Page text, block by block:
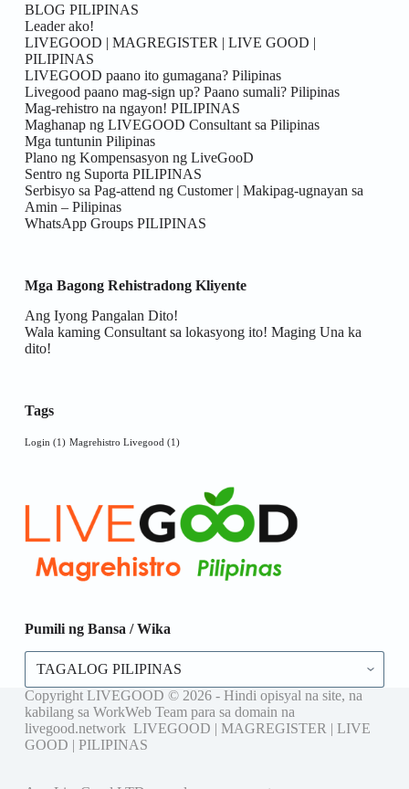
BLOG PILIPINAS
Leader ako!
LIVEGOOD | MAGREGISTER | LIVE GOOD |
PILIPINAS
LIVEGOOD paano ito gumagana? Pilipinas
Livegood paano mag-sign up? Paano sumali? Pilipinas
Mag-rehistro na ngayon! PILIPINAS
Maghanap ng LIVEGOOD Consultant sa Pilipinas
Mga tuntunin Pilipinas
Plano ng Kompensasyon ng LiveGooD
Sentro ng Suporta PILIPINAS
Serbisyo sa Pag-attend ng Customer | Makipag-ugnayan sa
Amin – Pilipinas
WhatsApp Groups PILIPINAS
Mga Bagong Rehistradong Kliyente
Ang Iyong Pangalan Dito!
Wala kaming Consultant sa lokasyong ito! Maging Una ka
dito!
Tags
Login (1) Magrehistro Livegood (1)
Pumili ng Bansa / Wika
Pumili
Bansa
/
Wika
Copyright LIVEGOOD © 2026 - Hindi opisyal na site, na
kabilang sa WorkWeb Team para sa domain na
livegood.network LIVEGOOD | MAGREGISTER | LIVE
GOOD | PILIPINAS